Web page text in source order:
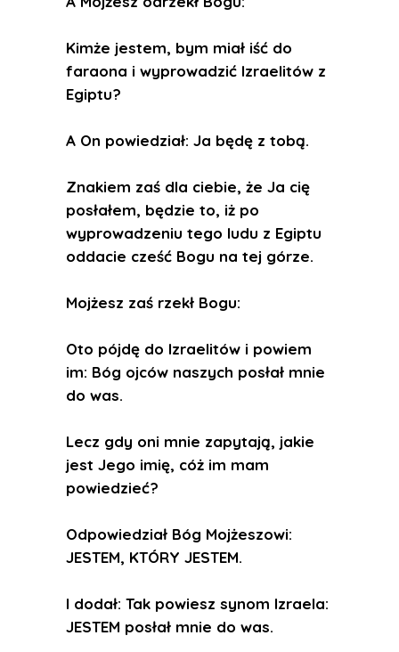
Kimże jestem, bym miał iść do
faraona i wyprowadzić Izraelitów z
Egiptu?
A On powiedział: Ja będę z tobą.
Znakiem zaś dla ciebie, że Ja cię
posłałem, będzie to, iż po
wyprowadzeniu tego ludu z Egiptu
oddacie cześć Bogu na tej górze.
Mojżesz zaś rzekł Bogu:
Oto pójdę do Izraelitów i powiem
im: Bóg ojców naszych posłał mnie
do was.
Lecz gdy oni mnie zapytają, jakie
jest Jego imię, cóż im mam
powiedzieć?
Odpowiedział Bóg Mojżeszowi:
JESTEM, KTÓRY JESTEM.
I dodał: Tak powiesz synom Izraela:
JESTEM posłał mnie do was.